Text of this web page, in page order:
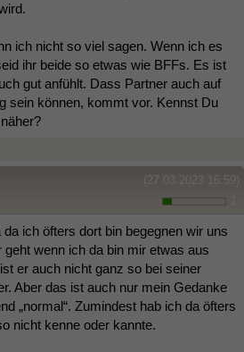
ich nicht so viel sagen. Wenn ich es
ihr beide so etwas wie BFFs. Es ist
gut anfühlt. Dass Partner auch auf
sein können, kommt vor. Kennst Du
(27.03.2023 16:59)
ich öfters dort bin begegnen wir uns
wenn ich da bin mir etwas aus
er auch nicht ganz so bei seiner
Aber das ist auch nur mein Gedanke
„normal“. Zumindest hab ich da öfters
nicht kenne oder kannte.